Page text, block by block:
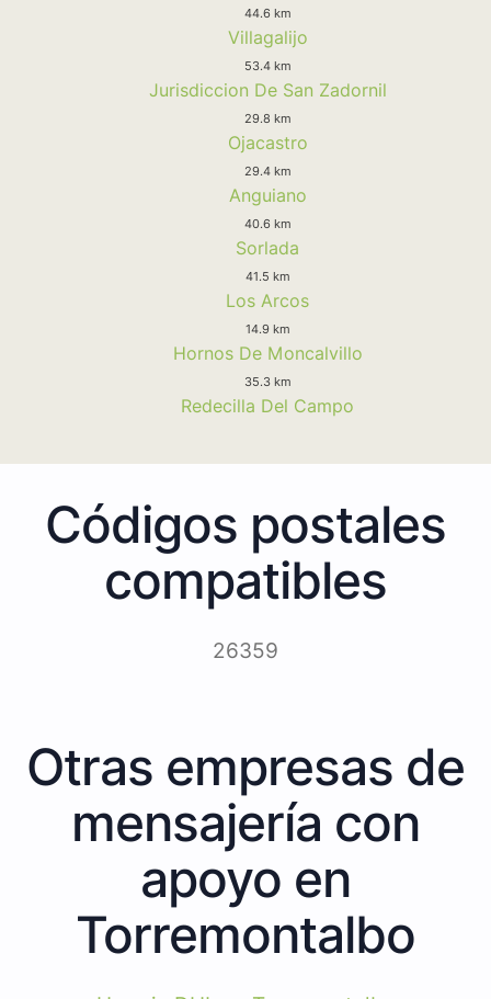
44.6 km
Villagalijo
53.4 km
Jurisdiccion De San Zadornil
29.8 km
Ojacastro
29.4 km
Anguiano
40.6 km
Sorlada
41.5 km
Los Arcos
14.9 km
Hornos De Moncalvillo
35.3 km
Redecilla Del Campo
Códigos postales
compatibles
26359
Otras empresas de
mensajería con
apoyo en
Torremontalbo